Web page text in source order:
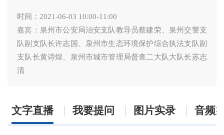
时间：2021-06-03 10:00-11:00
嘉宾：泉州市公安局治安支队教导员蔡建荣、泉州交警支
队副支队长许志国、泉州市生态环境保护综合执法支队副
支队长黄诗煌、泉州市城市管理局督查二大队大队长苏志
清
文字直播 我要提问 图片实录 音频